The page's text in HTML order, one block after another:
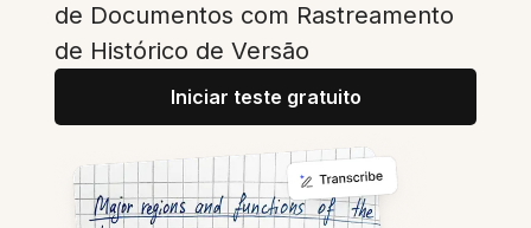
de Documentos com Rastreamento
de Histórico de Versão
Iniciar teste gratuito